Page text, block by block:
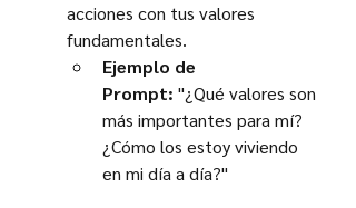
acciones con tus valores
fundamentales.
Ejemplo de
Prompt: "¿Qué valores son
más importantes para mí?
¿Cómo los estoy viviendo
en mi día a día?"